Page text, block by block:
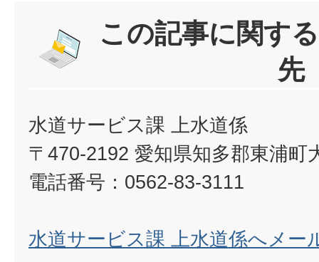
この記事に関す
先
水道サービス課 上水道係
〒470-2192 愛知県知多郡東浦町
電話番号：0562-83-3111
水道サービス課 上水道係へメー